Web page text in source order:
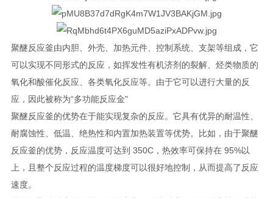
聚醚反应釜由内胆、外壳、加热元件、控制系统、支架等组成，它
可以实现不同形式的反应，如挥发性有机济剂的裂解、烃类物质的
氧化和酸催化反应、各类氧化反应等。由于它可以进行大量的反
应，因此被称为“多功能反应金"
聚醚反应釜的优势在于能实现复杂的反应。它具有优异的耐温性、
耐腐蚀性、低温、绝热性和内置加热装置等优势。比如，由于聚醚
反应釜的优势，反应温度可达到 350C，热效率可保持在 95%以
上，且整个反应过程的温度梯度可以很好地控制，从而提高了反应
速度。